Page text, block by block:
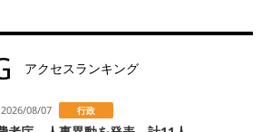
アクセスランキング
2026/08/07 行政